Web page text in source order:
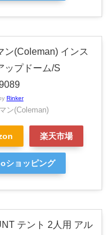
ン(Coleman) インス
ップドーム/S
Rinker
ン(Coleman)
楽天市場
ショッピング
テント 2人用 アル